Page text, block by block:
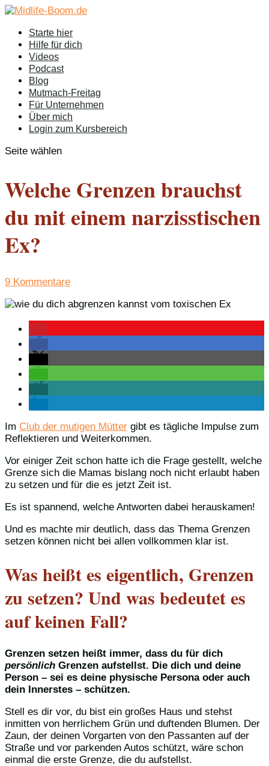
Starte hier
Hilfe für dich
Videos
Podcast
Blog
Mutmach-Freitag
Für Unternehmen
Über mich
Login zum Kursbereich
Seite wählen
Welche Grenzen brauchst
du mit einem narzisstischen
Ex?
9 Kommentare
Im Club der mutigen Mütter gibt es tägliche Impulse zum
Reflektieren und Weiterkommen.
Vor einiger Zeit schon hatte ich die Frage gestellt, welche
Grenze sich die Mamas bislang noch nicht erlaubt haben
zu setzen und für die es jetzt Zeit ist.
Es ist spannend, welche Antworten dabei herauskamen!
Und es machte mir deutlich, dass das Thema Grenzen
setzen können nicht bei allen vollkommen klar ist.
Was heißt es eigentlich, Grenzen
zu setzen? Und was bedeutet es
auf keinen Fall?
Grenzen setzen heißt immer, dass du für dich
persönlich Grenzen aufstellst. Die dich und deine
Person – sei es deine physische Persona oder auch
dein Innerstes – schützen.
Stell es dir vor, du bist ein großes Haus und stehst
inmitten von herrlichem Grün und duftenden Blumen. Der
Zaun, der deinen Vorgarten von den Passanten auf der
Straße und vor parkenden Autos schützt, wäre schon
einmal die erste Grenze, die du aufstellst.